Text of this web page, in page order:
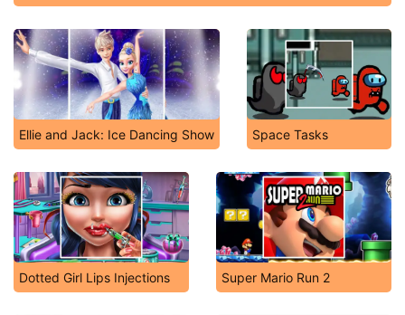
Ellie and Jack: Ice Dancing Show Space Tasks
Dotted Girl Lips Injections Super Mario Run 2